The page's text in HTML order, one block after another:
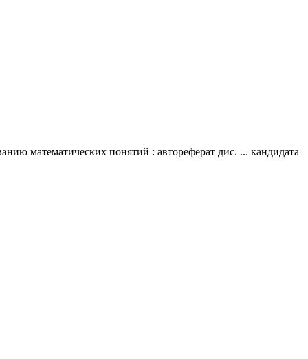
математических понятий : автореферат дис. ... кандидата